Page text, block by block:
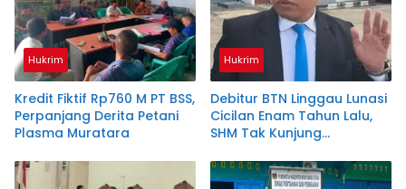
Hukrim
Kredit Fiktif Rp760 M PT BSS,
Perpanjang Derita Petani
Plasma Muratara
Hukrim
Debitur BTN Linggau Lunasi
Cicilan Enam Tahun Lalu,
SHM Tak Kunjung